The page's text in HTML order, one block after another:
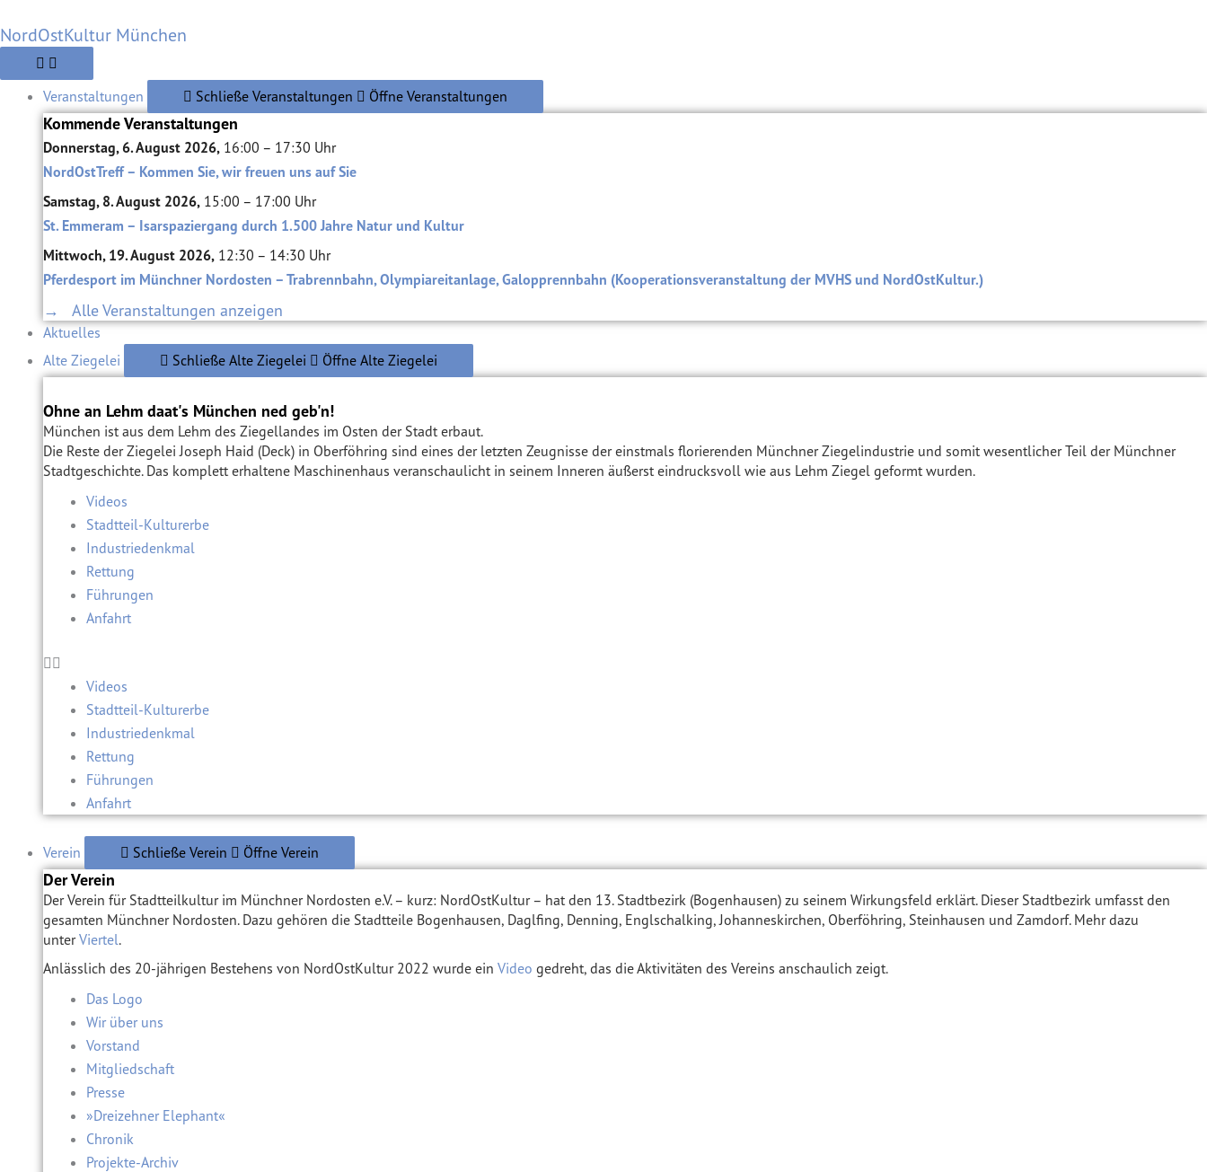
Inhalt
springen
NordOstKultur München
Veranstaltungen Schließe Veranstaltungen Öffne Veranstaltungen
Kommende Veranstaltungen
Donnerstag, 6. August 2026, 16:00 – 17:30 Uhr
NordOstTreff – Kommen Sie, wir freuen uns auf Sie
Samstag, 8. August 2026, 15:00 – 17:00 Uhr
St. Emmeram – Isarspaziergang durch 1.500 Jahre Natur und Kultur
Mittwoch, 19. August 2026, 12:30 – 14:30 Uhr
Pferdesport im Münchner Nordosten – Trabrennbahn, Olympiareitanlage, Galopprennbahn (Kooperationsveranstaltung der MVHS und NordOstKultur.)
→ Alle Veranstaltungen anzeigen
Aktuelles
Alte Ziegelei
Schließe Alte Ziegelei Öffne Alte Ziegelei
Ohne an Lehm daat's München ned geb'n!
München ist aus dem Lehm des Ziegellandes im Osten der Stadt erbaut.
Die Reste der Ziegelei Joseph Haid (Deck) in Oberföhring sind eines der letzten Zeugnisse der einstmals florierenden Münchner Ziegelindustrie und somit wesentlicher Teil der Münchner
Stadtgeschichte. Das komplett erhaltene Maschinenhaus veranschaulicht in seinem Inneren äußerst eindrucksvoll wie aus Lehm Ziegel geformt wurden.
Videos
Stadtteil-Kulturerbe
Industriedenkmal
Rettung
Führungen
Anfahrt
Videos
Stadtteil-Kulturerbe
Industriedenkmal
Rettung
Führungen
Anfahrt
Verein Schließe Verein Öffne Verein
Der Verein
Der Verein für Stadtteilkultur im Münchner Nordosten e.V. – kurz: NordOstKultur – hat den 13. Stadtbezirk (Bogenhausen) zu seinem Wirkungsfeld erklärt. Dieser Stadtbezirk umfasst den
gesamten Münchner Nordosten. Dazu gehören die Stadtteile Bogenhausen, Daglfing, Denning, Englschalking, Johanneskirchen, Oberföhring, Steinhausen und Zamdorf. Mehr dazu
unterViertel.
Anlässlich des 20-jährigen Bestehens von NordOstKultur 2022 wurde ein Video gedreht, das die Aktivitäten des Vereins anschaulich zeigt.
Das Logo
Wir über uns
Vorstand
Mitgliedschaft
Presse
»Dreizehner Elephant«
Chronik
Projekte-Archiv